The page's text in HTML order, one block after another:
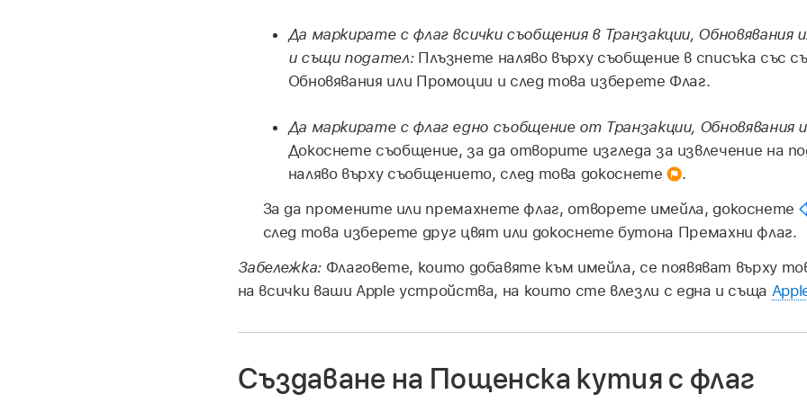
Да маркирате с флаг всички съобщения в Транзакции, Обновявания
и същи подател: Плъзнете наляво върху съобщение в списъка със
Обновявания или Промоции и след това изберете Флаг.
Да маркирате с флаг едно съобщение от Транзакции, Обновявания
Докоснете съобщение, за да отворите изгледа за извлечение на
наляво върху съобщението, след това докоснете
.
За да промените или премахнете флаг, отворете имейла, докоснете
след това изберете друг цвят или докоснете бутона Премахни флаг.
Забележка: Флаговете, които добавяте към имейла, се появяват върху
на всички ваши Apple устройства, на които сте влезли с една и съща
Създаване на Пощенска кутия с флаг